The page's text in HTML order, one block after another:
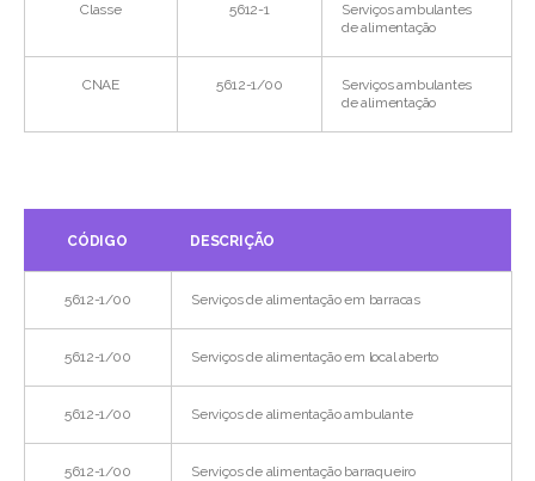
Classe 5612-1
Serviços ambulantes
de alimentação
CNAE 5612-1/00
Serviços ambulantes
de alimentação
CÓDIGO DESCRIÇÃO
5612-1/00 Serviços de alimentação em barracas
5612-1/00 Serviços de alimentação em local aberto
5612-1/00 Serviços de alimentação ambulante
5612-1/00 Serviços de alimentação barraqueiro